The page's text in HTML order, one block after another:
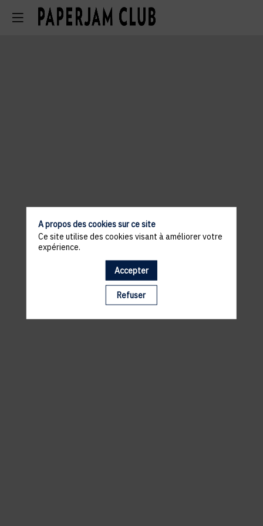
Il manque du contenu : rafraichissez votre navigateur
A propos des cookies sur ce site
Ce site utilise des cookies visant à améliorer votre
expérience.
Accepter
Refuser